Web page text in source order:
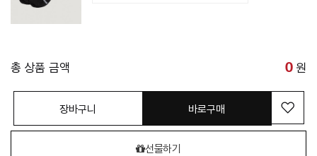
총 상품 금액 0 원
장바구니 바로구매
선물하기